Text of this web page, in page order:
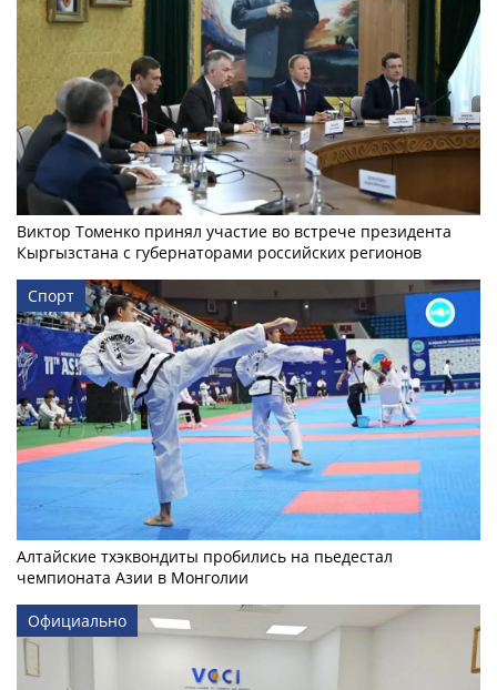
Виктор Томенко принял участие во встрече президента
Кыргызстана с губернаторами российских регионов
Спорт
Алтайские тхэквондиты пробились на пьедестал
чемпионата Азии в Монголии
Официально